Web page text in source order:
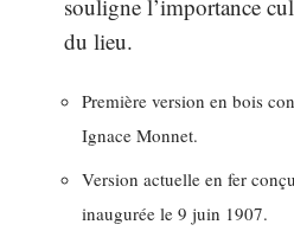
souligne l’importance
du lieu.
Première version en bois
Ignace Monnet.
Version actuelle en fer
inaugurée le 9 juin 1907.